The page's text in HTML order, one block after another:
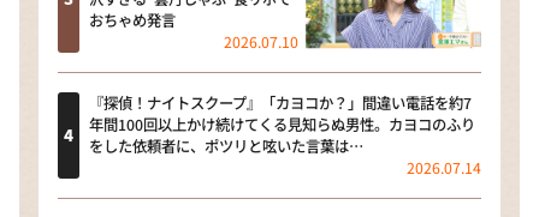
おちゃめ発言
2026.07.10
『探偵！ナイトスクープ』「カヨコか？」間違い電話を約7
年間100回以上かけ続けてくる見知らぬ男性。カヨコのふり
をした依頼者に、ポツリと呟いた言葉は…
2026.07.14